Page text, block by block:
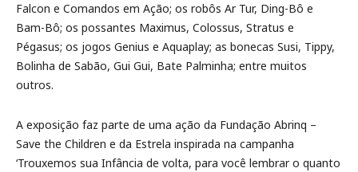
Falcon e Comandos em Ação; os robôs Ar Tur, Ding-Bô e
Bam-Bô; os possantes Maximus, Colossus, Stratus e
Pégasus; os jogos Genius e Aquaplay; as bonecas Susi, Tippy,
Bolinha de Sabão, Gui Gui, Bate Palminha; entre muitos
outros.
A exposição faz parte de uma ação da Fundação Abrinq –
Save the Children e da Estrela inspirada na campanha
‘Trouxemos sua Infância de volta, para você lembrar o quanto